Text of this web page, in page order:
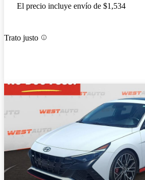
El precio incluye envío de $1,534
Trato justo